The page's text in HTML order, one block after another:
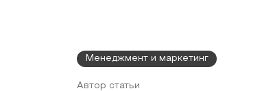
Менеджмент и маркетинг
Автор статьи